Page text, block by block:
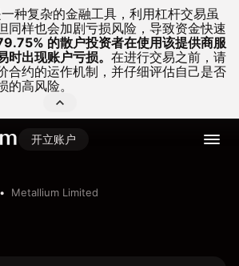
种复杂的金融工具，利用杠杆交易虽
同样也会加剧亏损风险，导致资金快速
的散户投资者在使用该提供商服
出现账户亏损。 在进行交易之前，请
合约的运作机制，并仔细评估自己是否
高风险。
开立账户
Metallium Limited